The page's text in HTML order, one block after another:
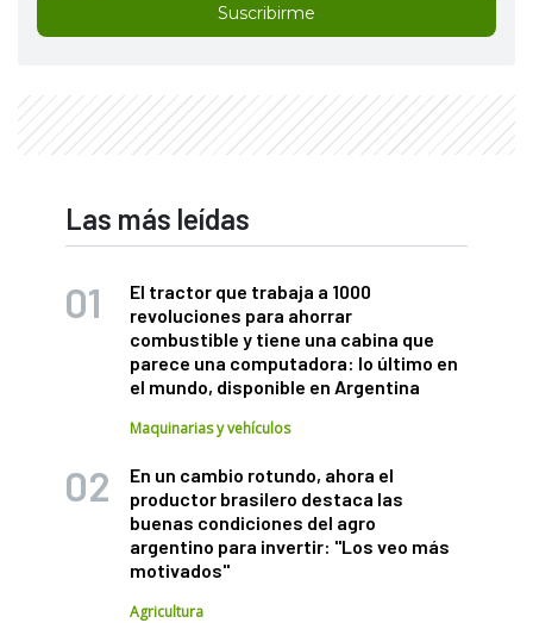
Suscribirme
Las más leídas
El tractor que trabaja a 1000
revoluciones para ahorrar
combustible y tiene una cabina que
parece una computadora: lo último en
el mundo, disponible en Argentina
Maquinarias y vehículos
En un cambio rotundo, ahora el
productor brasilero destaca las
buenas condiciones del agro
argentino para invertir: "Los veo más
motivados"
Agricultura